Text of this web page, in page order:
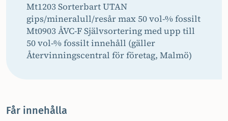
Mt1203 Sorterbart UTAN
gips/mineralull/resår max 50 vol-% fossilt
Mt0903 ÅVC-F Självsortering med upp till
50 vol-% fossilt innehåll (gäller
Återvinningscentral för företag, Malmö)
Får innehålla